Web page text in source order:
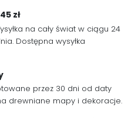
zł
na cały świat w ciągu 24
Dostępna wysyłka
przez 30 dni od daty
drewniane mapy i dekoracje.